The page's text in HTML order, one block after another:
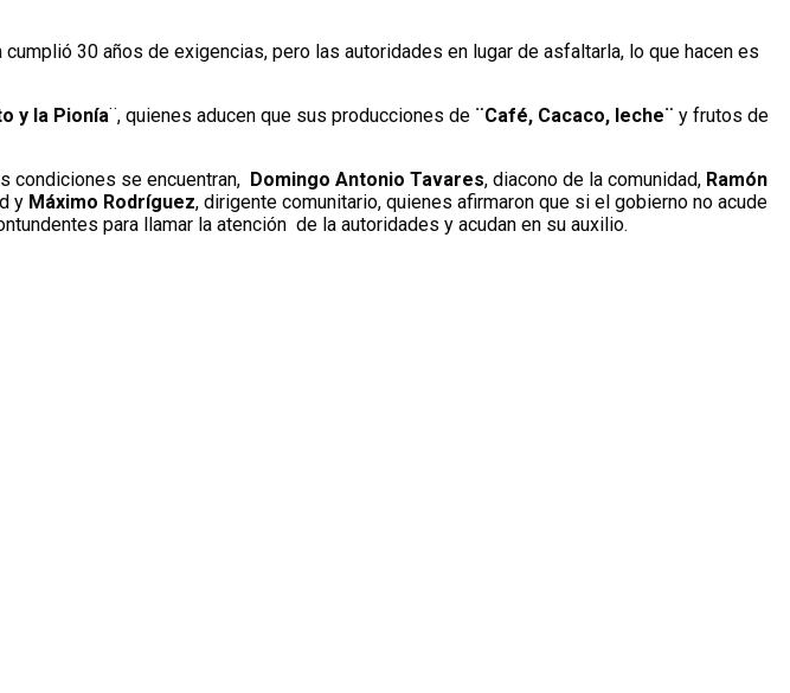
30 años de exigencias, pero las autoridades en lugar de asfaltarla, lo que hacen es
y la Pionía¨, quienes aducen que sus producciones de ¨Café, Cacaco, leche¨ y frutos de
condiciones se encuentran, Domingo Antonio Tavares, diacono de la comunidad, Ramón
y Máximo Rodríguez, dirigente comunitario, quienes afirmaron que si el gobierno no acude
para llamar la atención de la autoridades y acudan en su auxilio.